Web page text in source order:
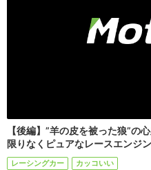
【後編】”羊の皮を被った狼”の
限りなくピュアなレースエンジン
レーシングカー カッコいい